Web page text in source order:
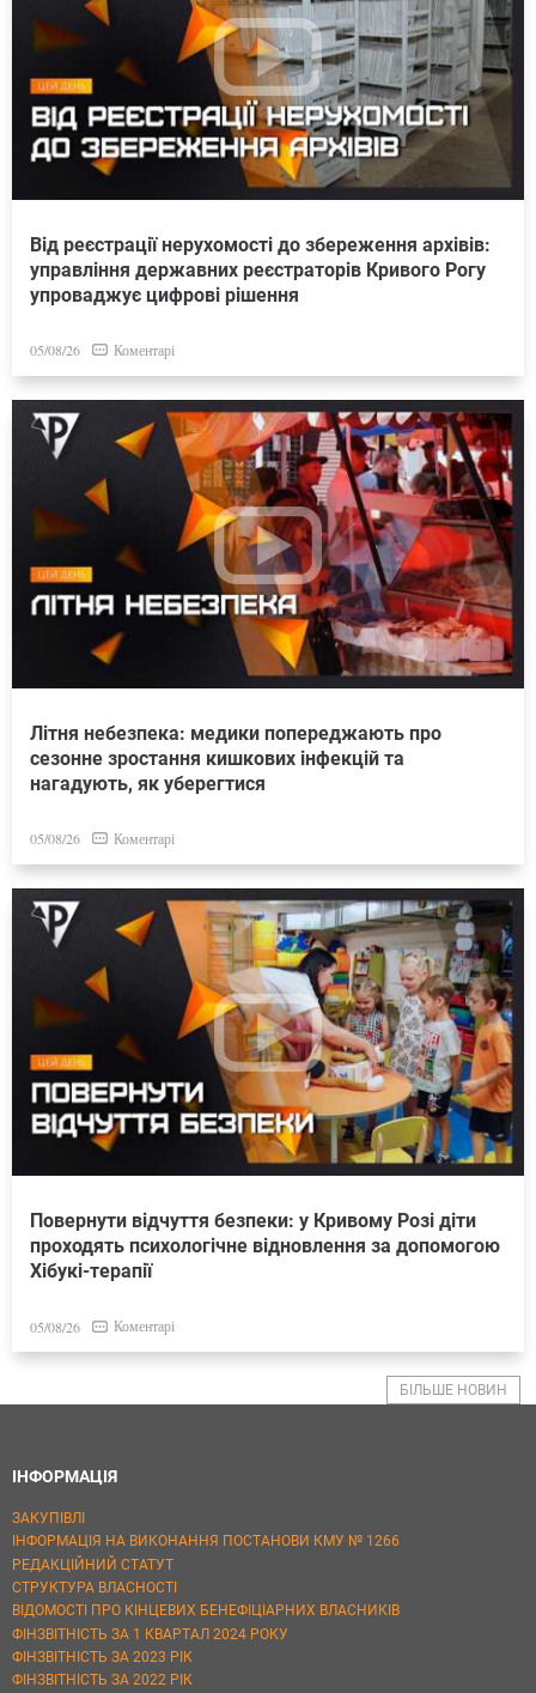
Від реєстрації нерухомості до збереження архівів:
управління державних реєстраторів Кривого Рогу
упроваджує цифрові рішення
05/08/26 Коментарі
Літня небезпека: медики попереджають про
сезонне зростання кишкових інфекцій та
нагадують, як уберегтися
05/08/26 Коментарі
Повернути відчуття безпеки: у Кривому Розі діти
проходять психологічне відновлення за допомогою
Хібукі-терапії
05/08/26 Коментарі
БІЛЬШЕ НОВИН
ІНФОРМАЦІЯ
ЗАКУПІВЛІ
ІНФОРМАЦІЯ НА ВИКОНАННЯ ПОСТАНОВИ КМУ № 1266
РЕДАКЦІЙНИЙ СТАТУТ
СТРУКТУРА ВЛАСНОСТІ
ВІДОМОСТІ ПРО КІНЦЕВИХ БЕНЕФІЦІАРНИХ ВЛАСНИКІВ
ФІНЗВІТНІСТЬ ЗА 1 КВАРТАЛ 2024 РОКУ
ФІНЗВІТНІСТЬ ЗА 2023 РІК
ФІНЗВІТНІСТЬ ЗА 2022 РІК